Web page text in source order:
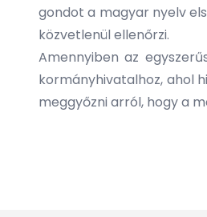
gondot a magyar nyelv
közvetlenül ellenőrzi.
Amennyiben az
kormányhivatalhoz, ahol
meggyőzni arról, hogy a